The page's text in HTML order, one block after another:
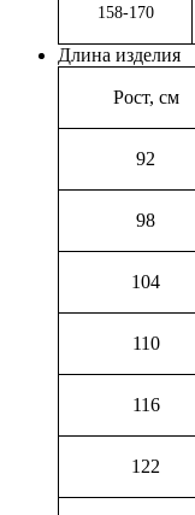
158-170
Длина изделия
Рост, см
92
98
104
110
116
122